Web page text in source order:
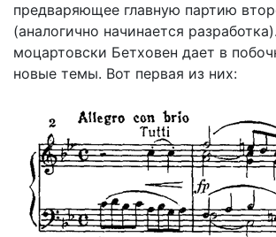
предваряющее главную партию
(аналогично начинается
моцартовски Бетховен дает в
новые темы. Вот первая из них: